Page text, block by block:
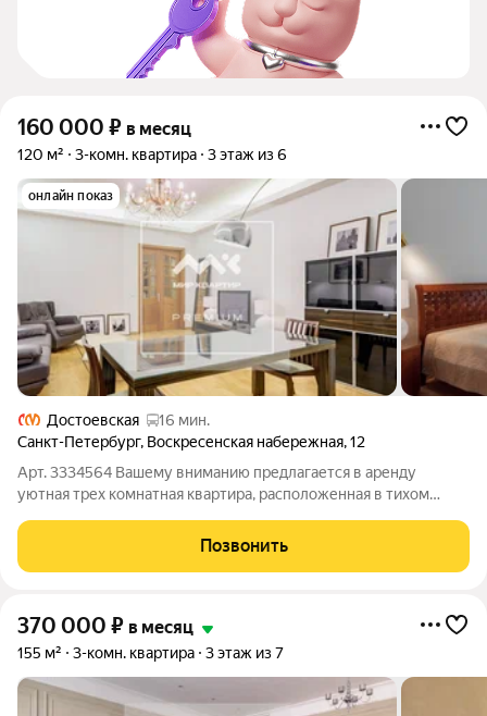
160 000 ₽ в месяц
120 м² 3-комн. квартира 3 этаж из 6
онлайн показ
Достоевская
16 мин.
Санкт-Петербург, Воскресенская набережная,12
Арт. 3334564 Вашему вниманию предлагается в аренду
уютная трех комнатная квартира, расположенная в тихом
который является классическим образцом Петербургского
элитного строительства: мраморные
Позвонить
370 000 ₽ в месяц
155 м² 3-комн. квартира 3 этаж из 7